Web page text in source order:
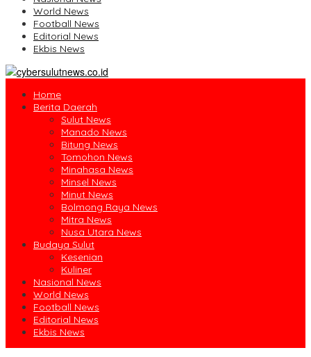
World News
Football News
Editorial News
Ekbis News
Home
Berita Daerah
Sulut News
Manado News
Bitung News
Tomohon News
Minahasa News
Minsel News
Minut News
Bolmong Raya News
Mitra News
Nusa Utara News
Budaya Sulut
Kesenian
Kuliner
Nasional News
World News
Football News
Editorial News
Ekbis News